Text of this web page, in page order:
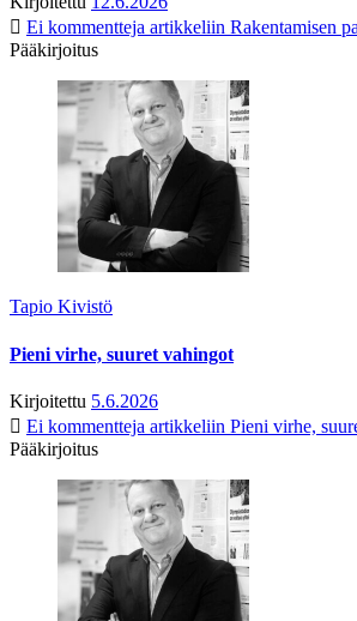
Ei kommentteja artikkeliin Rakentamisen
Pääkirjoitus
Tapio Kivistö
Pieni virhe, suuret vahingot
Kirjoitettu 5.6.2026
Ei kommentteja artikkeliin Pieni virhe,
Pääkirjoitus